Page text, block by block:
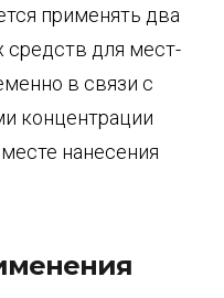
применять два
средств для мест­
в связи с
концентрации
нанесения